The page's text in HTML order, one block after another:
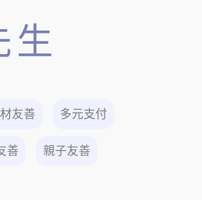
友善 多元支付
善 親子友善